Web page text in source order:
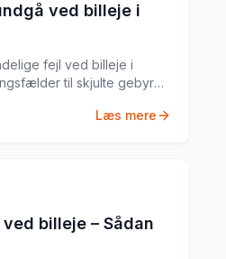
ved billeje i
fejl ved billeje i
til skjulte gebyrer
Læs mere
billeje – Sådan